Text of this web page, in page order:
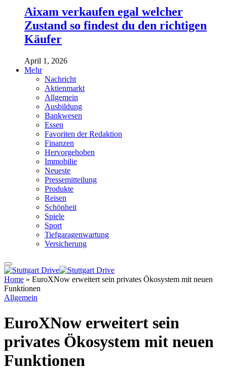
Aixam verkaufen egal welcher
Zustand so findest du den richtigen
Käufer
April 1, 2026
Mehr
Nachricht
Aktienmarkt
Allgemein
Ausbildung
Bankwesen
Essen
Favoriten der Redaktion
Finanzen
Hervorgehoben
Immobilie
Neueste
Pressemitteilung
Produkte
Reisen
Schönheit
Spiele
Sport
Tiefgaragenwartung
Versicherung
Home » EuroXNow erweitert sein privates Ökosystem mit neuen
Funktionen
Allgemein
EuroXNow erweitert sein
privates Ökosystem mit neuen
Funktionen